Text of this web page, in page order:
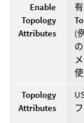
Enable
Topology
Attributes
(
Topology
Attributes